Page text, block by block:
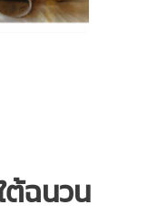
ต้ฉนวน